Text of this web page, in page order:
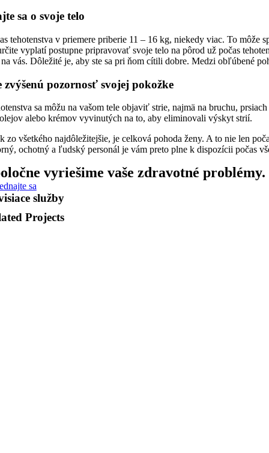
sa o svoje telo
tehotenstva v priemere priberie 11 – 16 kg, niekedy viac. To
vyplatí postupne pripravovať svoje telo na pôrod už počas
vás. Dôležité je, aby ste sa pri ňom cítili dobre. Medzi obľúbené
zvýšenú pozornosť svojej pokožke
sa môžu na vašom tele objaviť strie, najmä na bruchu,
alebo krémov vyvinutých na to, aby eliminovali výskyt strií.
zo všetkého najdôležitejšie, je celková pohoda ženy. A to nie len
ochotný a ľudský personál je vám preto plne k dispozícii počas
vyriešime vaše zdravotné problémy.
sa
služby
Projects